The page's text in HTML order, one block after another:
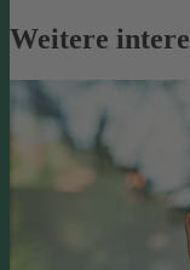
Weitere